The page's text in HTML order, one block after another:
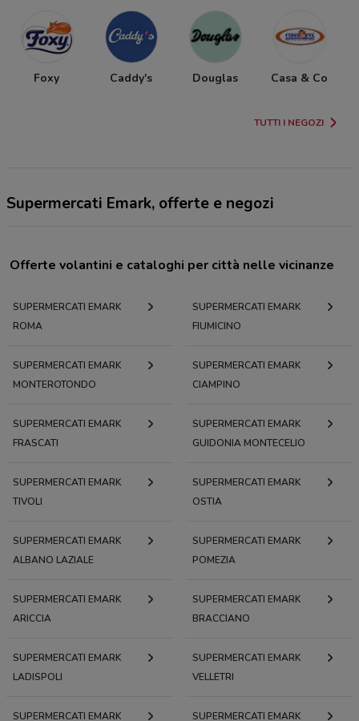
Foxy Caddy's Douglas Casa & Co
TUTTI I NEGOZI
Supermercati Emark, offerte e negozi
Offerte volantini e cataloghi per città nelle vicinanze
SUPERMERCATI EMARK
ROMA
SUPERMERCATI EMARK
FIUMICINO
SUPERMERCATI EMARK
MONTEROTONDO
SUPERMERCATI EMARK
CIAMPINO
SUPERMERCATI EMARK
FRASCATI
SUPERMERCATI EMARK
GUIDONIA MONTECELIO
SUPERMERCATI EMARK
TIVOLI
SUPERMERCATI EMARK
OSTIA
SUPERMERCATI EMARK
ALBANO LAZIALE
SUPERMERCATI EMARK
POMEZIA
SUPERMERCATI EMARK
ARICCIA
SUPERMERCATI EMARK
BRACCIANO
SUPERMERCATI EMARK
LADISPOLI
SUPERMERCATI EMARK
VELLETRI
SUPERMERCATI EMARK
SUPERMERCATI EMARK